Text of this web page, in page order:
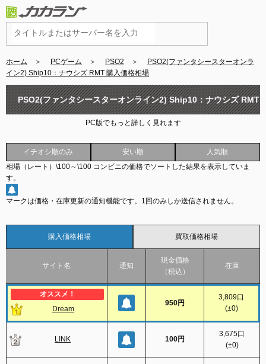
ホーム ＞ PCゲーム ＞ PSO2 ＞
PSO2(ファンタシースターオンラ
イン2) Ship10：ナウシズ RMT 購入価格相場
PSO2(ファンタシースターオンライン2) Ship10：ナウシズ RMT
PC版でもっと詳しく見れます
イチオシ順のみ 安い順
人気順
相場（レート） \100～\100 コンビニの価格でソートした結果を表示していま
す。
マークは価格・在庫更新の通知機能です。 1回のみしか送信されません。
購入価格相場 買取価格相場
サイト名 通知
現金価格
（税込）
在庫
Dream
950円
3,809口
(±0)
LINK 100円
3,675口
(±0)